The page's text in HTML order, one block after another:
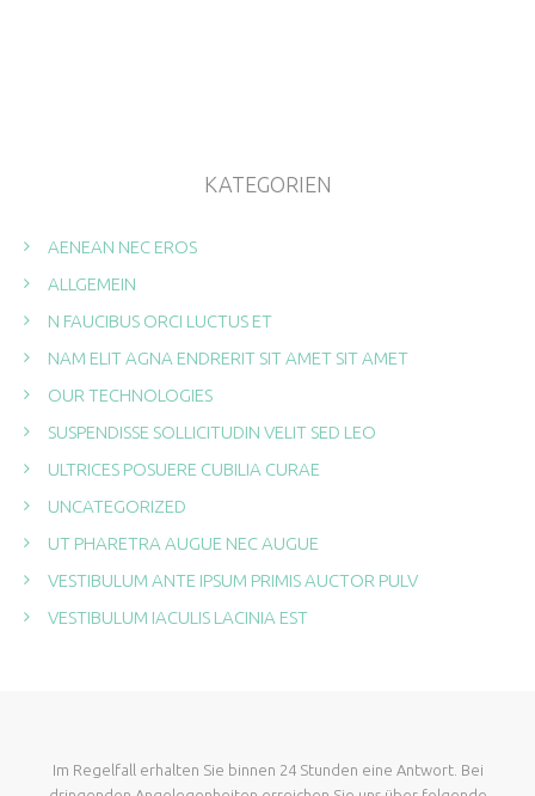
KATEGORIEN
AENEAN NEC EROS
ALLGEMEIN
N FAUCIBUS ORCI LUCTUS ET
NAM ELIT AGNA ENDRERIT SIT AMET SIT AMET
OUR TECHNOLOGIES
SUSPENDISSE SOLLICITUDIN VELIT SED LEO
ULTRICES POSUERE CUBILIA CURAE
UNCATEGORIZED
UT PHARETRA AUGUE NEC AUGUE
VESTIBULUM ANTE IPSUM PRIMIS AUCTOR PULV
VESTIBULUM IACULIS LACINIA EST
Im Regelfall erhalten Sie binnen 24 Stunden eine Antwort. Bei